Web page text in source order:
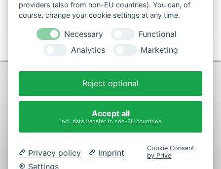
providers (also from non-EU countries). You can, of
course, change your cookie settings at any time.
Necessary
Functional
Analytics
Marketing
Reject optional
Accept all
incl. data transfer to non-EU countries
Privacy policy
Imprint
Settings
Cookie Consent
by Prive
+49 (0)9281-70900
post@max-wurst.de
© 2026 by M. Max Fleischerfachgeschäft GmbH. Alle Rechte